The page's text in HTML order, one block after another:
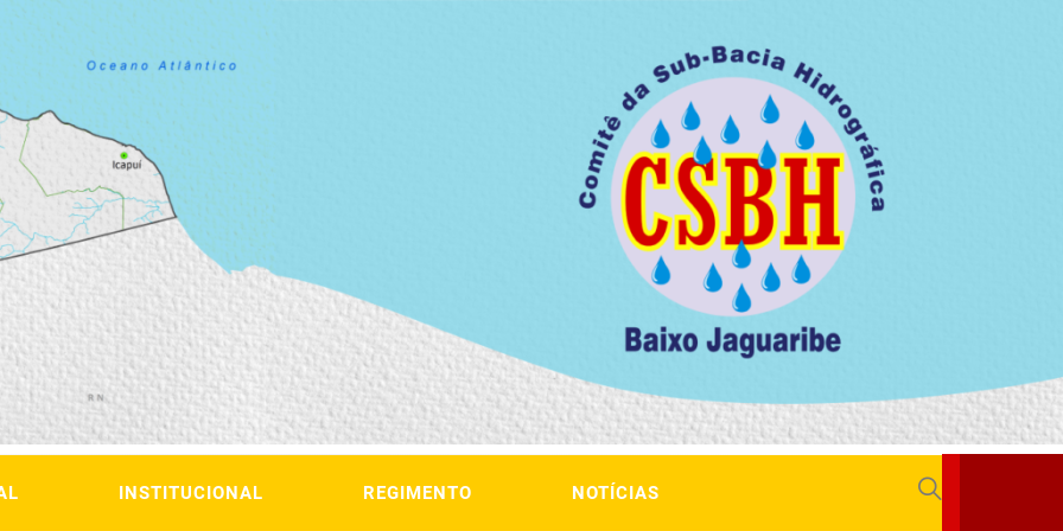
INSTITUCIONAL REGIMENTO NOTÍCIAS